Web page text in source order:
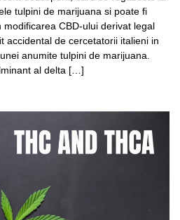
tulpini de marijuana si poate fi
CBD-ului derivat legal
accidental de cercetatorii italieni in
anumite tulpini de marijuana.
al delta […]